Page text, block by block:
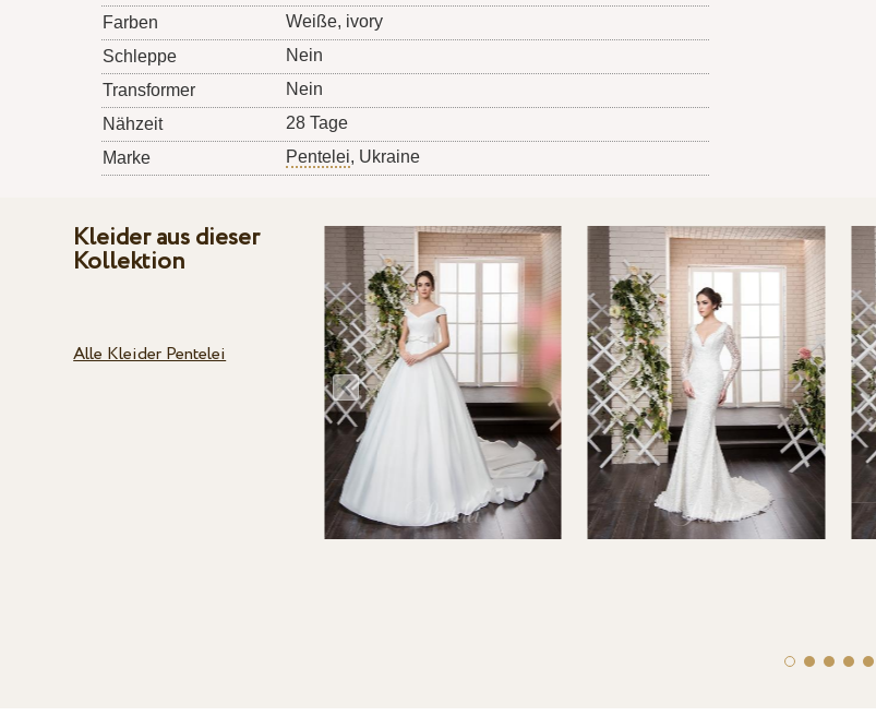
Farben
Weiße, ivory
Schleppe
Nein
Transformer
Nein
Nähzeit
28 Tage
Marke
Pentelei, Ukraine
Kleider aus dieser
Kollektion
Alle Kleider Pentelei